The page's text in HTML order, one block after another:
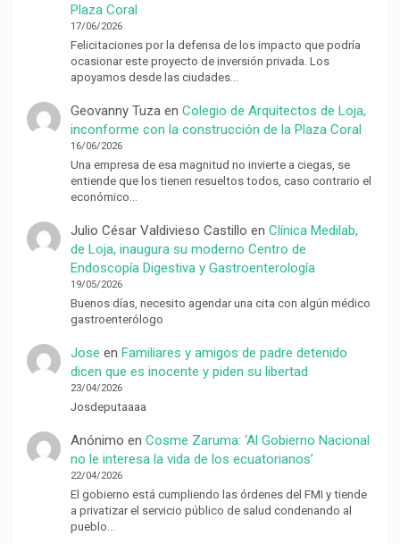
Plaza Coral
17/06/2026
Felicitaciones por la defensa de los impacto que podría
ocasionar este proyecto de inversión privada. Los
apoyamos desde las ciudades…
Geovanny Tuzaen Colegio de Arquitectos de Loja,
inconforme con la construcción de la Plaza Coral
16/06/2026
Una empresa de esa magnitud no invierte a ciegas, se
entiende que los tienen resueltos todos, caso contrario el
económico…
Julio César Valdivieso Castillo en Clínica Medilab,
de Loja, inaugura su moderno Centro de
Endoscopía Digestiva y Gastroenterología
19/05/2026
Buenos días, necesito agendar una cita con algún médico
gastroenterólogo
Jose en Familiares y amigos de padre detenido
dicen que es inocente y piden su libertad
23/04/2026
Josdeputaaaa
Anónimo en Cosme Zaruma: ‘Al Gobierno Nacional
no le interesa la vida de los ecuatorianos’
22/04/2026
El gobierno está cumpliendo las órdenes del FMI y tiende
a privatizar el servicio público de salud condenando al
pueblo…